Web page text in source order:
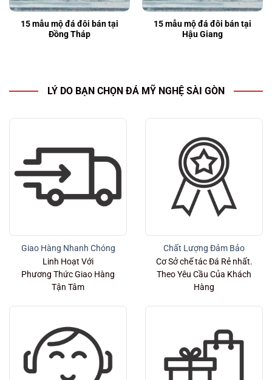
15 mẫu mộ đá đôi bán tại
Đồng Tháp
15 mẫu mộ đá đôi bán tại
Hậu Giang
LÝ DO BẠN CHỌN ĐÁ MỸ NGHỆ SÀI GÒN
Giao Hàng Nhanh Chóng
Linh Hoạt Với
Phương Thức Giao Hàng
Tận Tâm
Chất Lượng Đảm Bảo
Cơ Sở chế tác Đá Rẻ nhất.
Theo Yêu Cầu Của Khách
Hàng